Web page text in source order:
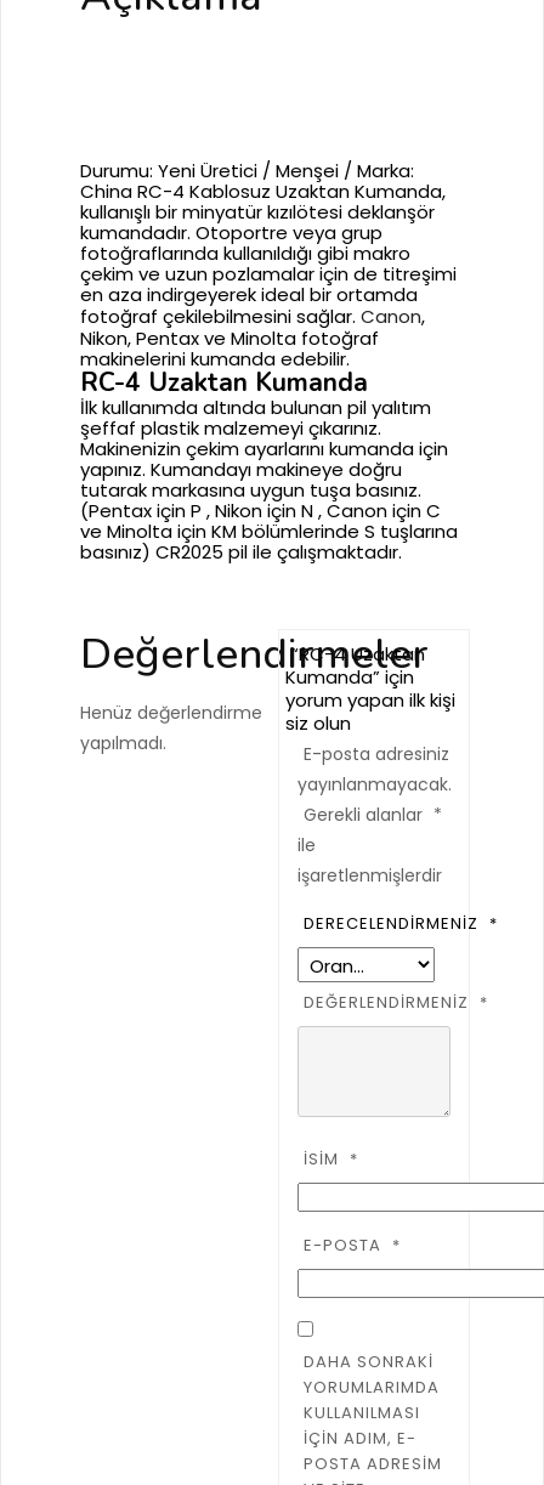
Durumu: YeniÜretici / Menşei / Marka:
China RC-4 Kablosuz Uzaktan Kumanda,
kullanışlı bir minyatür kızılötesi deklanşör
kumandadır. Otoportre veya grup
fotoğraflarında kullanıldığı gibi makro
çekim ve uzun pozlamalar için de titreşimi
en aza indirgeyerek ideal bir ortamda
fotoğraf çekilebilmesini sağlar. Canon,
Nikon, Pentax ve Minolta fotoğraf
makinelerini kumanda edebilir.
RC-4 Uzaktan Kumanda
İlk kullanımda altında bulunan pil yalıtım
şeffaf plastik malzemeyi çıkarınız.
Makinenizin çekim ayarlarını kumanda için
yapınız. Kumandayı makineye doğru
tutarak markasına uygun tuşa basınız.
(Pentax için P , Nikon için N , Canon için C
ve Minolta için KM bölümlerinde S tuşlarına
basınız) CR2025 pil ile çalışmaktadır.
Değerlendirmeler
Henüz değerlendirme
yapılmadı.
“RC-4 Uzaktan
Kumanda” için
yorum yapan ilk kişi
siz olun
E-posta adresiniz
yayınlanmayacak.
Gerekli alanlar *
ile
işaretlenmişlerdir
DERECELENDIRMENIZ *
DEĞERLENDIRMENIZ *
İSIM *
E-POSTA *
DAHA SONRAKI
YORUMLARIMDA
KULLANILMASI
IÇIN ADIM, E-
POSTA ADRESIM